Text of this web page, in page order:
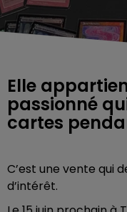
Elle
passionné
cartes
C’est une vente qui
d’intérêt.